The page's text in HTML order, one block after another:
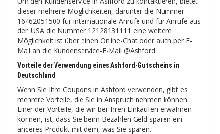
dieser mehrere Möglichkeiten, darunter die Nummer
16462051500 für internationale Anrufe und für Anrufe aus
den USA die Nummer 12128131111 eine weitere
Möglichkeit ist über einen Online-Chat oder auch per E-
Mail an die Kundenservice-E-Mail @Ashford
Vorteile der Verwendung eines Ashford-Gutscheins in
Deutschland
Wenn Sie Ihre Coupons in Ashford verwenden, gibt es
mehrere Vorteile, die Sie in Anspruch nehmen können.
Einer der Vorteile, die wir bei Ihren Einkäufen erwähnen
können, ist, dass Sie beim Bezahlen Geld sparen ein
anderes Produkt mit dem, was Sie sparen.